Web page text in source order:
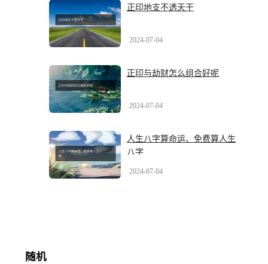
正印地支不透天干
2024-07-04
正印与劫财怎么组合好呢
2024-07-04
人生八字算命运、免费算人生
八字
2024-07-04
随机